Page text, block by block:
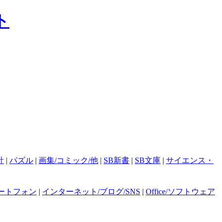
| パズル | 画集/コミック/他 | SB新書 | SB文庫 | サイエンス・
トフォン | インターネット/ブログ/SNS | Office/ソフトウェア